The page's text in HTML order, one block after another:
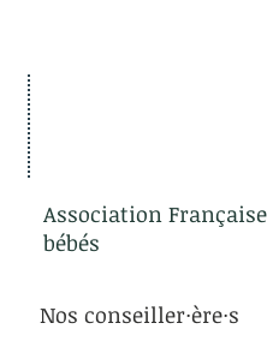
Association
bébés
Nos conseiller·ère·s